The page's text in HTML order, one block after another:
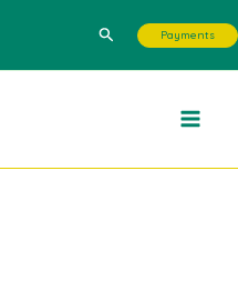
Search Payments